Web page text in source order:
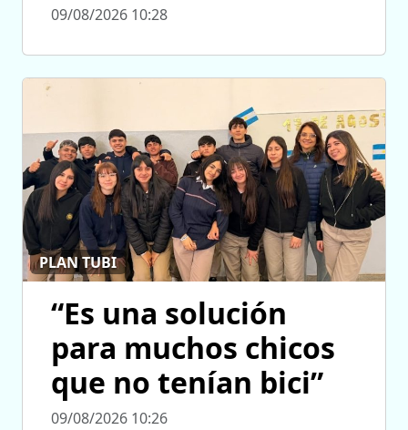
09/08/2026 10:28
PLAN TUBI
“Es una solución
para muchos chicos
que no tenían bici”
09/08/2026 10:26